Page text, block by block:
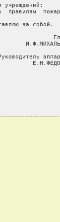
учреждений:
правилам
за собой.